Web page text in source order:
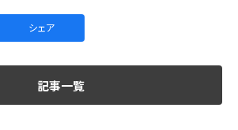
シェア
記事一覧